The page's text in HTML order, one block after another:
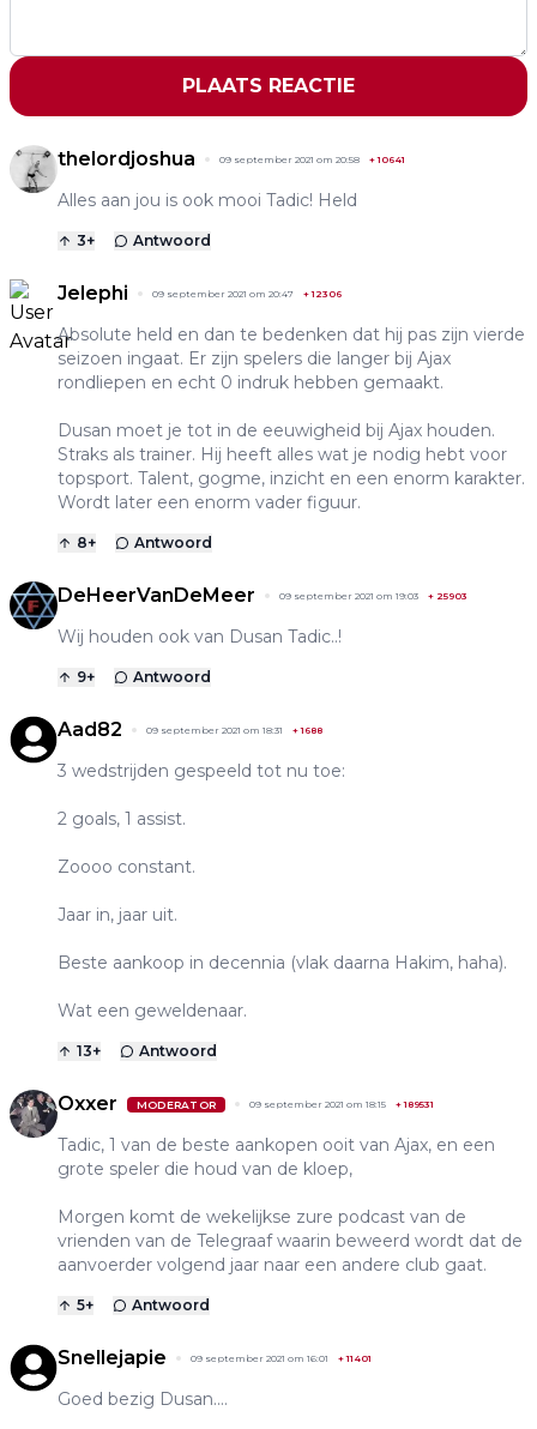
PLAATS REACTIE
thelordjoshua 09 september 2021 om 20:58 +10641
Alles aan jou is ook mooi Tadic! Held
3+ Antwoord
Jelephi 09 september 2021 om 20:47 +12306
Absolute held en dan te bedenken dat hij pas zijn vierde
seizoen ingaat. Er zijn spelers die langer bij Ajax
rondliepen en echt 0 indruk hebben gemaakt.
Dusan moet je tot in de eeuwigheid bij Ajax houden.
Straks als trainer. Hij heeft alles wat je nodig hebt voor
topsport. Talent, gogme, inzicht en een enorm karakter.
Wordt later een enorm vader figuur.
8+ Antwoord
DeHeerVanDeMeer 09 september 2021 om 19:03 + 25903
Wij houden ook van Dusan Tadic..!
9+ Antwoord
Aad82 09 september 2021 om 18:31 +1688
3 wedstrijden gespeeld tot nu toe:
2 goals, 1 assist.
Zoooo constant.
Jaar in, jaar uit.
Beste aankoop in decennia (vlak daarna Hakim, haha).
Wat een geweldenaar.
13+ Antwoord
Oxxer MODERATOR 09 september 2021 om 18:15 +189531
Tadic, 1 van de beste aankopen ooit van Ajax, en een
grote speler die houd van de kloep,
Morgen komt de wekelijkse zure podcast van de
vrienden van de Telegraaf waarin beweerd wordt dat de
aanvoerder volgend jaar naar een andere club gaat.
5+ Antwoord
Snellejapie 09 september 2021 om 16:01 +11401
Goed bezig Dusan....